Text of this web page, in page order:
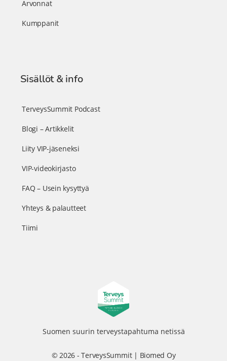
Arvonnat
Kumppanit
Sisällöt & info
TerveysSummit Podcast
Blogi – Artikkelit
Liity VIP-jäseneksi
VIP-videokirjasto
FAQ – Usein kysyttyä
Yhteys & palautteet
Tiimi
Suomen suurin terveystapahtuma netissä
© 2026 - TerveysSummit | Biomed Oy